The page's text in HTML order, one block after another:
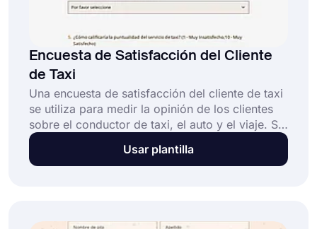
Encuesta de Satisfacción del Cliente
de Taxi
Una encuesta de satisfacción del cliente de taxi
se utiliza para medir la opinión de los clientes
sobre el conductor de taxi, el auto y el viaje. Si
el auto está sucio o si el conductor de taxi es
grosero, los clientes pueden informar de
Usar plantilla